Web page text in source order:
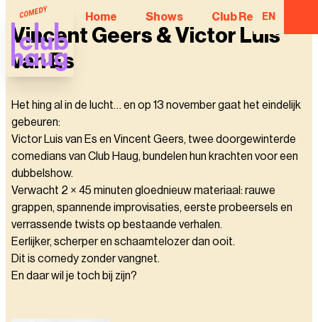
Home Shows Club Regulars
EN
Vincent Geers & Victor Luis
van Es
Het hing al in de lucht… en op 13 november gaat het eindelijk
gebeuren:
Victor Luis van Es en Vincent Geers, twee doorgewinterde
comedians van Club Haug, bundelen hun krachten voor een
dubbelshow.
Verwacht 2 × 45 minuten gloednieuw materiaal: rauwe
grappen, spannende improvisaties, eerste probeersels en
verrassende twists op bestaande verhalen.
Eerlijker, scherper en schaamtelozer dan ooit.
Dit is comedy zonder vangnet.
En daar wil je toch bij zijn?